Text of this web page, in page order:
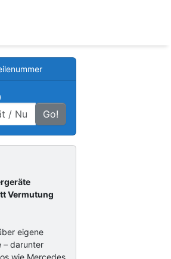
Go!
Vermutung
eigene
– darunter
wie Mercedes